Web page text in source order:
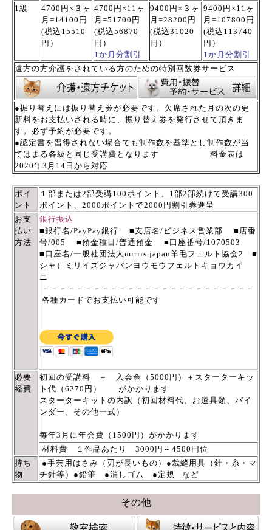
1級
4700円×３ ヶ
月=14100円
(税込 15510
円）
4700円×11 ヶ
月=51700円
(税込56870
円）
1か月分割引
9400円×３ ヶ
月=28200円
(税込31020
円）
9400円×11 ヶ
月=107800円
(税込 113740
円）
1か月分割引
遠方の方介護をされている方のための特別回数券サービス
●振り替えには振り替え券が必要です。欠席された月の次の更
新料をお支払いされる時に、振り替え券を発行させて頂きま
す。 必ず予約が必要です。
●認定書を習得されない場合でも制作数を基準とし制作数が当
てはまる各級と同じ受講費となります
料金表は
2020年3月14日から対応
ポイ
ント
１部または2部受講100ポイント、1部2部続けて受講300
ポイント、2000ポイントで2000円割引券進呈
お支
払い
方法
銀行振込
■銀行名/PayPay銀行 ■支店名/ビジネス営業部 ■店番
号/005 ■預金種目/普通預金 ■口座番号/1070503
■口座名/一般社団法人miriis japan羊毛フェルト協会2 ■
シャ）ミリイズジャパンヨウモウフェルトキョウカイ
ニ
－－－－－－－－－－－－－－－－－－－－－－－－－
各種カードでお支払い可能です
必要
経費
初回の受講料 ＋ 入会金（5000円）＋スターターキッ
ト代（6270円） がかかります
スターターキットの内訳（初回材料代、お道具類、バイ
ンダー、その他一式）
毎年3月に年会費 （1500円） がかかります
材料費 １作品あたり 3000円～4500円位
持ち
物
●手芸用はさみ（刃が長いもの）●裁縫用具（針・糸・マ
チ針等）●鉛筆 ●消しゴム ●定規 など
その他